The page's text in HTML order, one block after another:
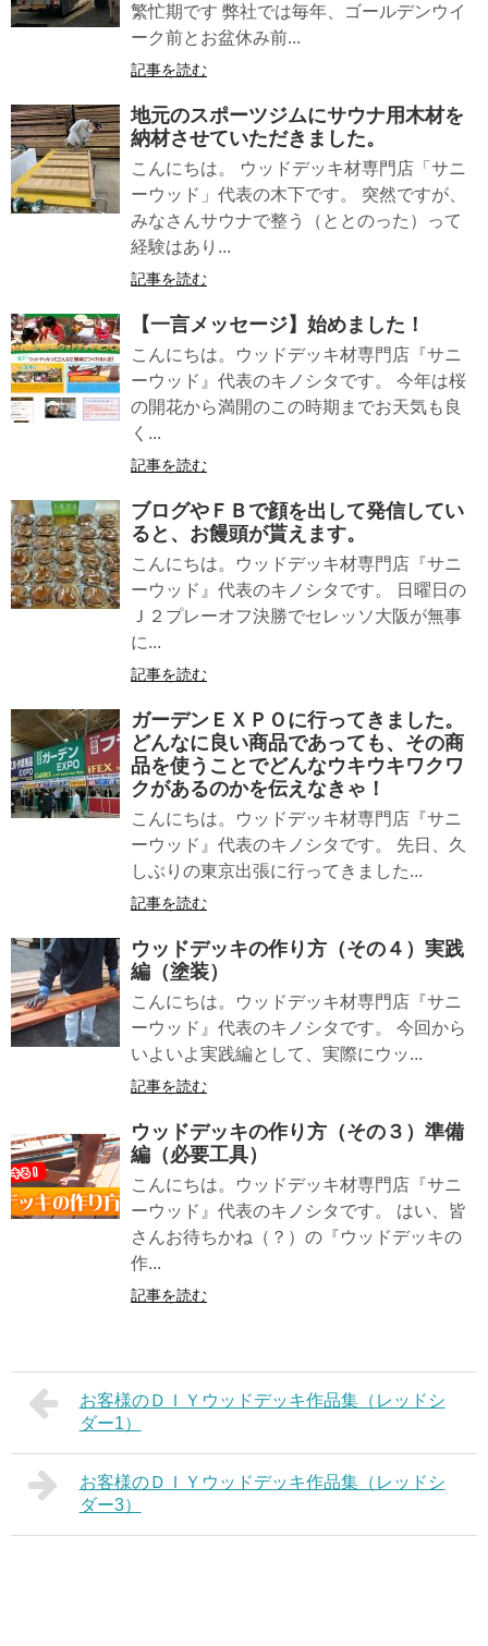
繁忙期です 弊社では毎年、ゴールデンウイ
ーク前とお盆休み前...
記事を読む
地元のスポーツジムにサウナ用木材を
納材させていただきました。
こんにちは。 ウッドデッキ材専門店「サニ
ーウッド」代表の木下です。 突然ですが、
みなさんサウナで整う（ととのった）って
経験はあり...
記事を読む
【一言メッセージ】始めました！
こんにちは。ウッドデッキ材専門店『サニ
ーウッド』代表のキノシタです。 今年は桜
の開花から満開のこの時期までお天気も良
く...
記事を読む
ブログやＦＢで顔を出して発信してい
ると、お饅頭が貰えます。
こんにちは。ウッドデッキ材専門店『サニ
ーウッド』代表のキノシタです。 日曜日の
Ｊ２プレーオフ決勝でセレッソ大阪が無事
に...
記事を読む
ガーデンＥＸＰＯに行ってきました。
どんなに良い商品であっても、その商
品を使うことでどんなウキウキワクワ
クがあるのかを伝えなきゃ！
こんにちは。ウッドデッキ材専門店『サニ
ーウッド』代表のキノシタです。 先日、久
しぶりの東京出張に行ってきました...
記事を読む
ウッドデッキの作り方（その４）実践
編（塗装）
こんにちは。ウッドデッキ材専門店『サニ
ーウッド』代表のキノシタです。 今回から
いよいよ実践編として、実際にウッ...
記事を読む
ウッドデッキの作り方（その３）準備
編（必要工具）
こんにちは。ウッドデッキ材専門店『サニ
ーウッド』代表のキノシタです。 はい、皆
さんお待ちかね（？）の『ウッドデッキの
作...
記事を読む
お客様のＤＩＹウッドデッキ作品集（レッドシ
ダー1）
お客様のＤＩＹウッドデッキ作品集（レッドシ
ダー3）